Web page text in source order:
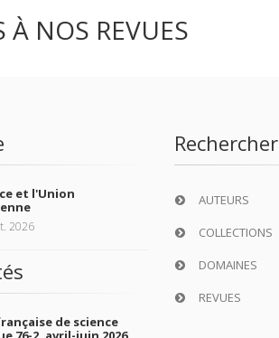
NOS REVUES
et l'Union
2026
de science
Rechercher
AUTEURS
COLLECTIONS
DOMAINES
REVUES